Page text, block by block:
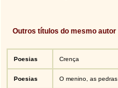
Outros títulos do mesmo autor
Poesias Crença
Poesias O menino, as